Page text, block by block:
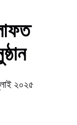
২০২৫